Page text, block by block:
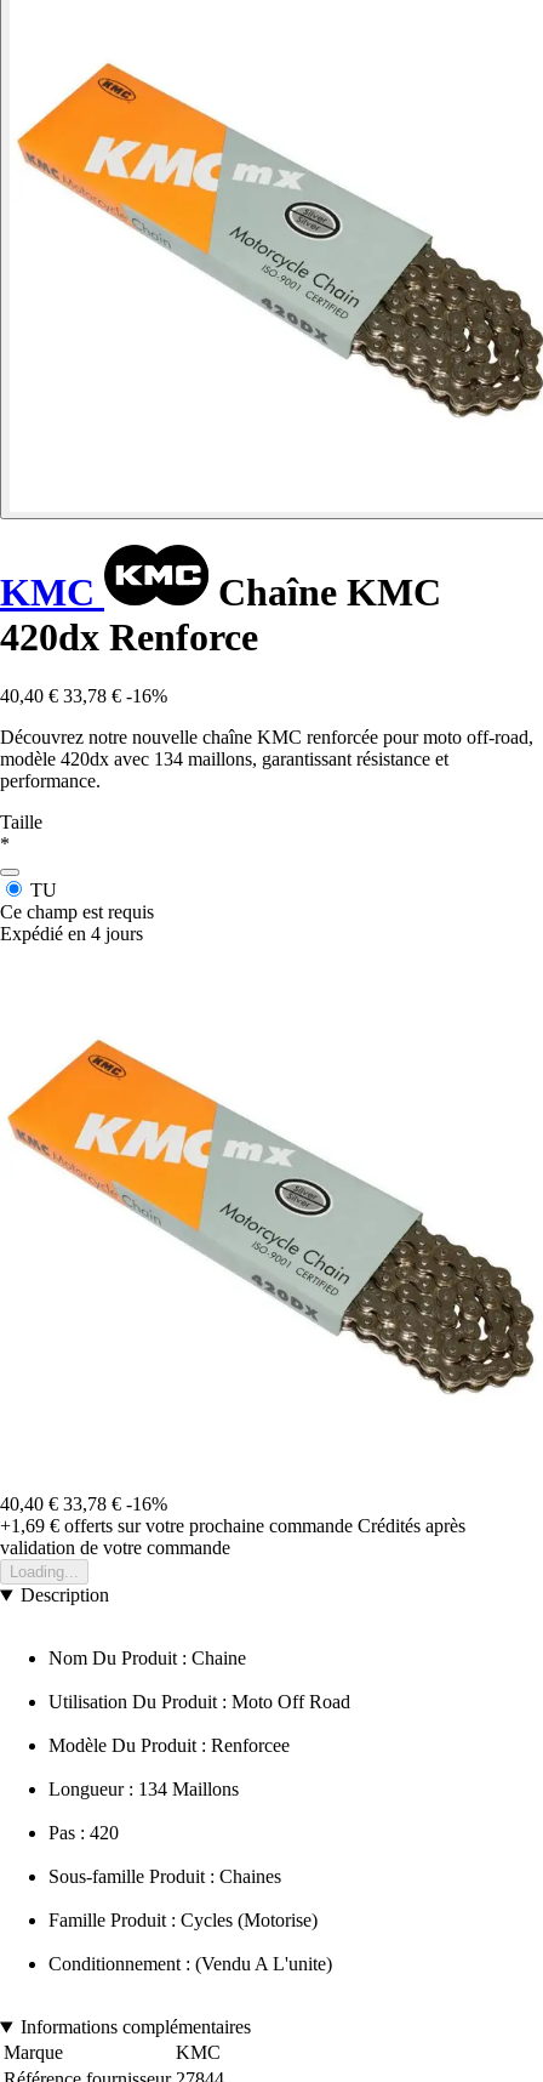
KMC
Chaîne KMC
420dx Renforce
40,40 € 33,78 € -16%
Découvrez notre nouvelle chaîne KMC renforcée pour moto off-road,
modèle 420dx avec 134 maillons, garantissant résistance et
performance.
Taille
*
TU
Ce champ est requis
Expédié en 4 jours
40,40 € 33,78 € -16%
+1,69 € offerts sur votre prochaine commande Crédités après
validation de votre commande
Loading...
Description
Nom Du Produit : Chaine
Utilisation Du Produit : Moto Off Road
Modèle Du Produit : Renforcee
Longueur : 134 Maillons
Pas : 420
Sous-famille Produit : Chaines
Famille Produit : Cycles (Motorise)
Conditionnement : (Vendu A L'unite)
Informations complémentaires
Marque
KMC